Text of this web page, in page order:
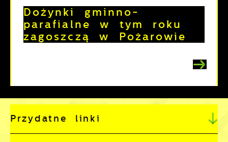
Dożynki gminno-
parafialne w tym roku
zagoszczą w Pożarowie
Przydatne linki